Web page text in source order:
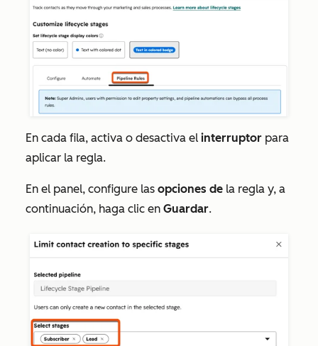
En cada fila, activa o desactiva el interruptor para
aplicar la regla.
En el panel, configure las opciones de la regla y, a
continuación, haga clic en Guardar.